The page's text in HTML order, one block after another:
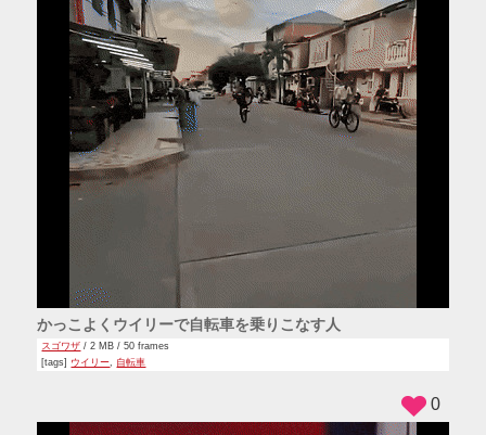
かっこよくウイリーで自転車を乗りこなす人
スゴワザ / 2 MB / 50 frames
[tags] ウイリー 自転車
0